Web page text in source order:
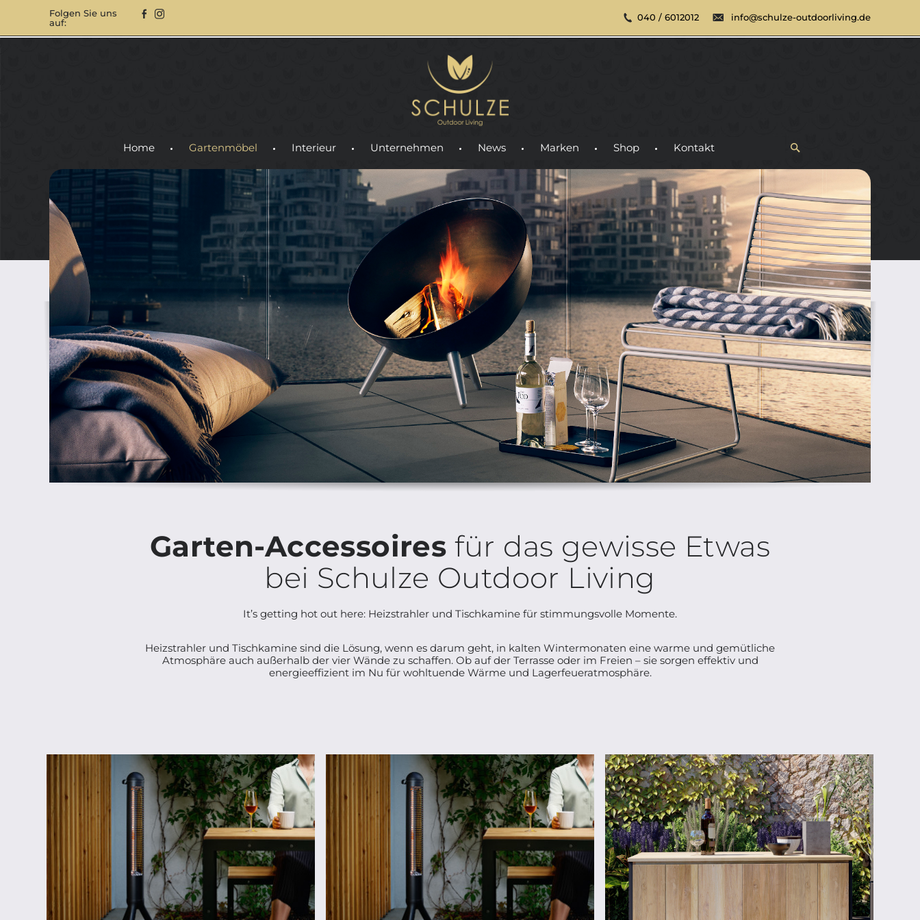
Folgen Sie uns
auf:
040 / 6012012 info@schulze-outdoorliving.de
Home Gartenmöbel Interieur Unternehmen News Marken Shop Kontakt
Garten-Accessoires für das gewisse Etwas
bei Schulze Outdoor Living
It’s getting hot out here: Heizstrahler und Tischkamine für stimmungsvolle Momente.
Heizstrahler und Tischkamine sind die Lösung, wenn es darum geht, in kalten Wintermonaten eine warme und gemütliche
Atmosphäre auch außerhalb der vier Wände zu schaffen. Ob auf der Terrasse oder im Freien – sie sorgen effektiv und
energieeffizient im Nu für wohltuende Wärme und Lagerfeueratmosphäre.